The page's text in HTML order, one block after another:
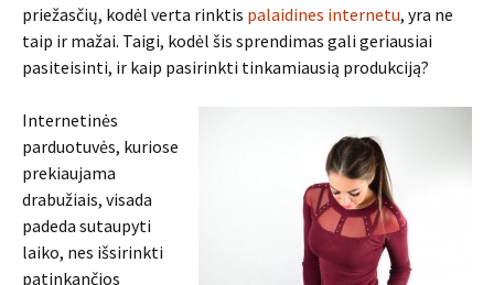
priežasčių, kodėl verta rinktis palaidines internetu, yra ne
taip ir mažai. Taigi, kodėl šis sprendimas gali geriausiai
pasiteisinti, ir kaip pasirinkti tinkamiausią produkciją?
Internetinės
parduotuvės, kuriose
prekiaujama
drabužiais, visada
padeda sutaupyti
laiko, nes išsirinkti
patinkančios